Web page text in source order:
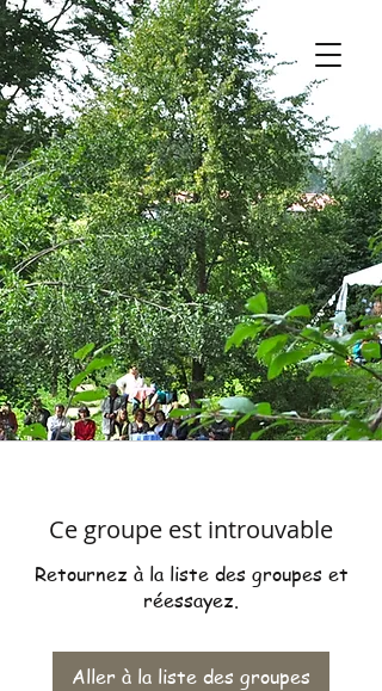
Ce groupe est introuvable
Retournez à la liste des groupes et
réessayez.
Aller à la liste des groupes